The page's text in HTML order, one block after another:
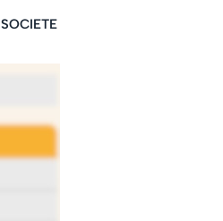
SOCIETE